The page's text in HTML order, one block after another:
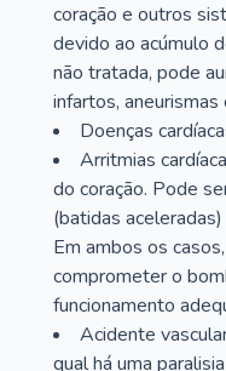
coração e outros
devido ao acúmulo
não tratada, pode
infartos,
Doenças
Arritmias
do coração. Pode
(batidas
Em ambos os
comprometer o
funcionamento
Acidente
qual há uma